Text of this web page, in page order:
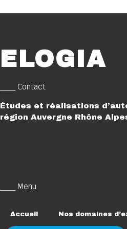
ELOGIA
___ Contact
Études et réalisations
région Auvergne Rhône
___ Menu
Accueil Nos domaines